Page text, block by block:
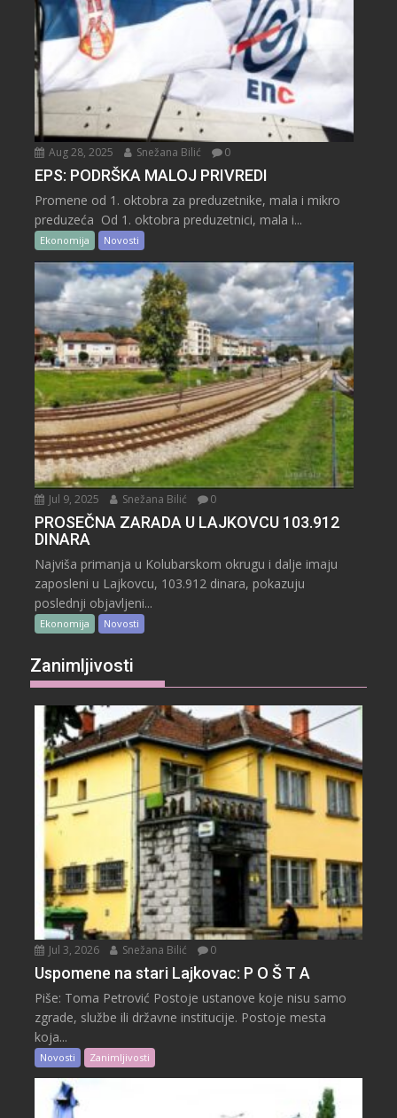
Aug 28, 2025 Snežana Bilić 0
EPS: PODRŠKA MALOJ PRIVREDI
Promene od 1. oktobra za preduzetnike, mala i mikro
preduzeća Od 1. oktobra preduzetnici, mala i...
Ekonomija Novosti
Jul 9, 2025 Snežana Bilić 0
PROSEČNA ZARADA U LAJKOVCU 103.912
DINARA
Najviša primanja u Kolubarskom okrugu i dalje imaju
zaposleni u Lajkovcu, 103.912 dinara, pokazuju
poslednji objavljeni...
Ekonomija Novosti
Zanimljivosti
Jul 3, 2026 Snežana Bilić 0
Uspomene na stari Lajkovac: P O Š T A
Piše: Toma Petrović Postoje ustanove koje nisu samo
zgrade, službe ili državne institucije. Postoje mesta
koja...
Novosti Zanimljivosti